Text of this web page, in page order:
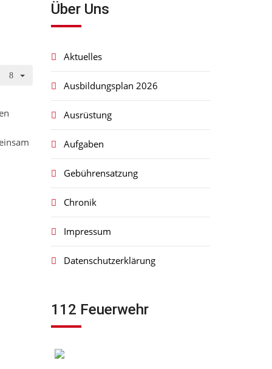
Über Uns
Aktuelles
Ausbildungsplan 2026
Ausrüstung
Aufgaben
Gebührensatzung
Chronik
Impressum
Datenschutzerklärung
112 Feuerwehr